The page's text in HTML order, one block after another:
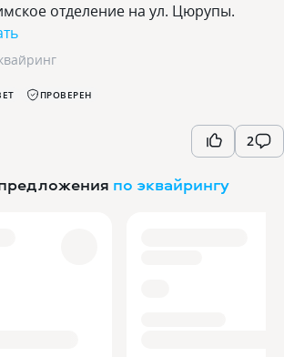
отделение на ул. Цюрупы.
ПРОВЕРЕН
2
по эквайрингу